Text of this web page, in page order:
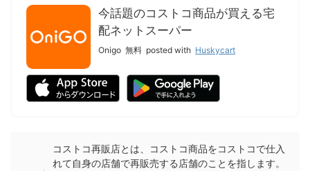
今話題のコストコ商品が買える宅
配ネットスーパー
Onigo 無料 posted with Huskycart
コストコ再販店とは、コストコ商品をコストコで仕入
れて自身の店舗で再販売する店舗のことを指します。